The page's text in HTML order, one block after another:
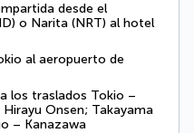
desde el
o Narita (NRT) al hotel
al aeropuerto de
los traslados Tokio –
Onsen; Takayama
– Kanazawa